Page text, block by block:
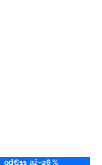
od€11 až–26 %